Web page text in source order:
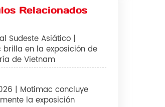
Relacionados
Sudeste Asiático |
brilla en la exposición de
de Vietnam
| Motimac concluye
la exposición